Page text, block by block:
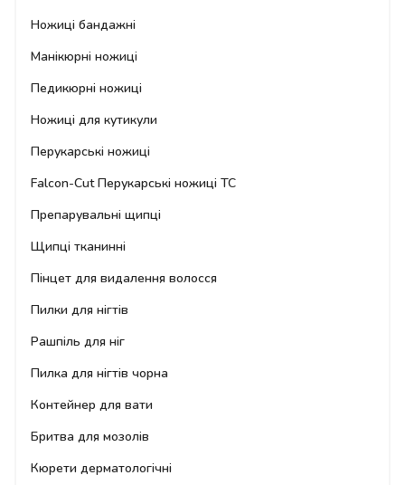
Ножиці бандажні
Манікюрні ножиці
Педикюрні ножиці
Ножиці для кутикули
Перукарські ножиці
Falcon-Cut Перукарські ножиці TC
Препарувальні щипці
Щипці тканинні
Пінцет для видалення волосся
Пилки для нігтів
Рашпіль для ніг
Пилка для нігтів чорна
Контейнер для вати
Бритва для мозолів
Кюрети дерматологічні